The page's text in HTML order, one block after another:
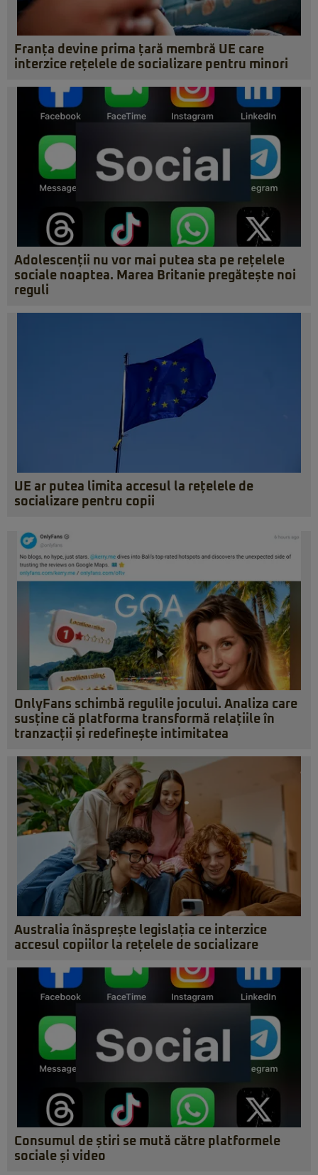
Franța devine prima țară membră UE care
interzice rețelele de socializare pentru minori
Adolescenții nu vor mai putea sta pe rețelele
sociale noaptea. Marea Britanie pregătește noi
reguli
UE ar putea limita accesul la rețelele de
socializare pentru copii
OnlyFans schimbă regulile jocului. Analiza care
susține că platforma transformă relațiile în
tranzacții și redefinește intimitatea
Australia înăsprește legislația ce interzice
accesul copiilor la rețelele de socializare
Consumul de știri se mută către platformele
sociale și video